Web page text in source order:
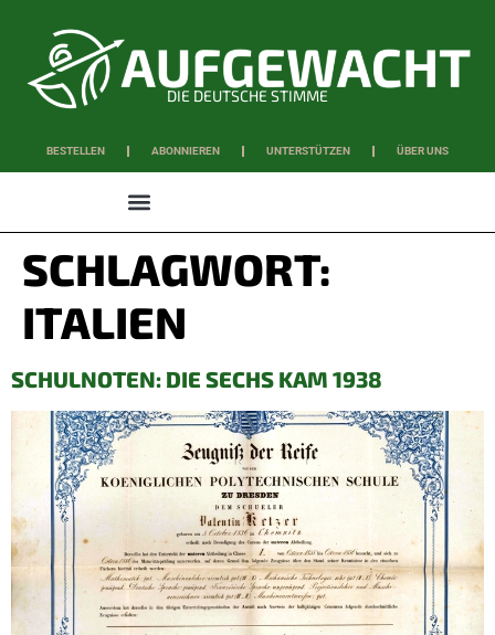
DIE DEUTSCHE STIMME
BESTELLEN ABONNIEREN UNTERSTÜTZEN ÜBER UNS
SCHLAGWORT:
ITALIEN
SCHULNOTEN: DIE SECHS KAM 1938